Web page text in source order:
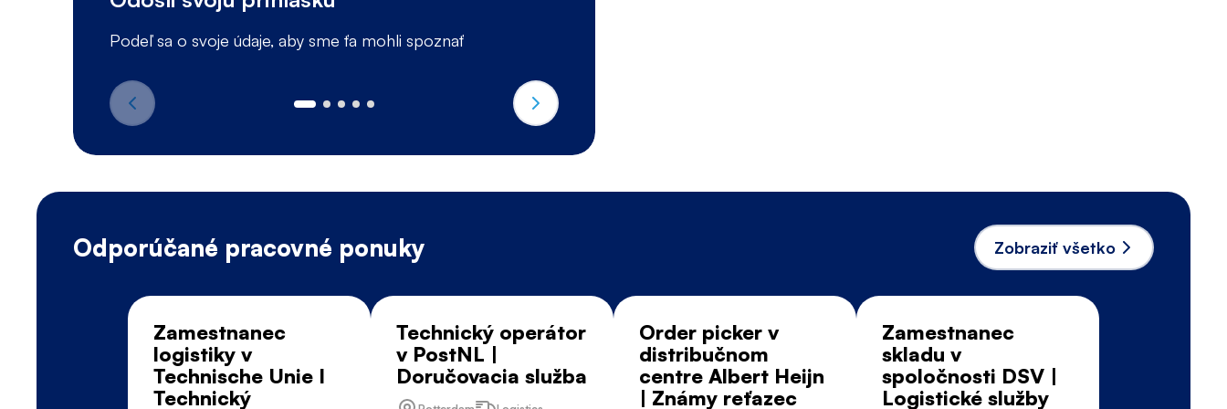
Podeľ sa o svoje údaje, aby sme ťa mohli spoznať
Odporúčané pracovné ponuky Zobraziť všetko
Zamestnanec
logistiky v
Technische Unie I
Technický
Technický operátor
v PostNL |
Doručovacia služba
Order picker v
distribučnom
centre Albert Heijn
| Známy reťazec
Zamestnanec
skladu v
spoločnosti DSV |
Logistické služby